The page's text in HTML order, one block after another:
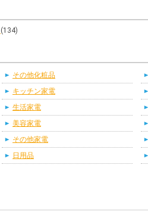
(134)
その他化粧品
キッチン家電
生活家電
美容家電
その他家電
日用品